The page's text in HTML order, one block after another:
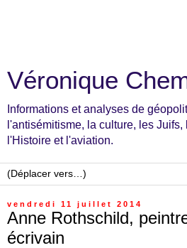
Véronique
Informations et analyses de
l'antisémitisme, la culture, les
l'Histoire et l'aviation.
vendredi 11 juillet 2014
Anne Rothschild,
écrivain